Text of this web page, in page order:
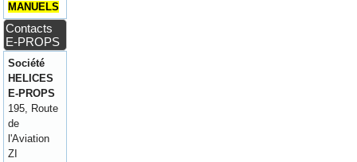
MANUELS
Contacts
E-PROPS
Société
HELICES
E-PROPS
195, Route
de
l'Aviation
ZI